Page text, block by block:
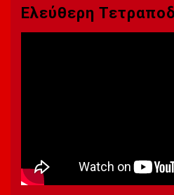
Ελεύθερη